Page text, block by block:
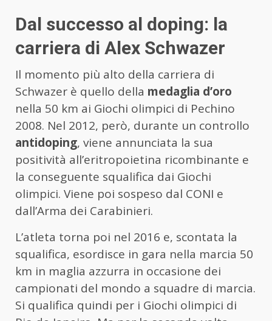
Dal successo al doping: la
carriera di Alex Schwazer
Il momento più alto della carriera di
Schwazer è quello della medaglia d’oro
nella 50 km ai Giochi olimpici di Pechino
2008. Nel 2012, però, durante un controllo
antidoping, viene annunciata la sua
positività all’eritropoietina ricombinante e
la conseguente squalifica dai Giochi
olimpici. Viene poi sospeso dal CONI e
dall’Arma dei Carabinieri.
L’atleta torna poi nel 2016 e, scontata la
squalifica, esordisce in gara nella marcia 50
km in maglia azzurra in occasione dei
campionati del mondo a squadre di marcia.
Si qualifica quindi per i Giochi olimpici di